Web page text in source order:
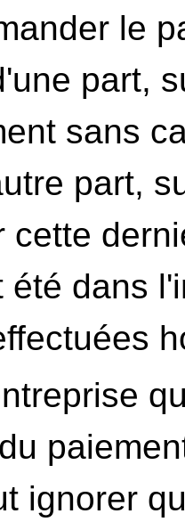
le
part,
sans
part,
cette
été dans
ignorer